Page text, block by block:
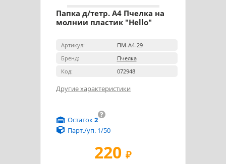
Папка д/тетр. А4 Пчелка на
молнии пластик "Hello"
Артикул:
ПМ-А4-29
Бренд:
Пчелка
Код:
072948
Другие характеристики
220 ₽
?
Остаток2
Парт./уп. 1/50